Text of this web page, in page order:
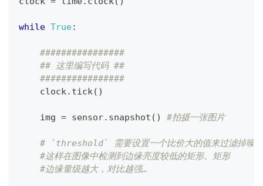
while True:
################
## 这里编写代码 ##
################
    clock
. tick( )
    img
= sensor. snapshot ( ) #拍摄一张图片
# `threshold` 需要设置一个比价大的值来过滤掉噪
#这样在图像中检测到边缘亮度较低的矩形。矩形
#边缘量级越大，对比越强…